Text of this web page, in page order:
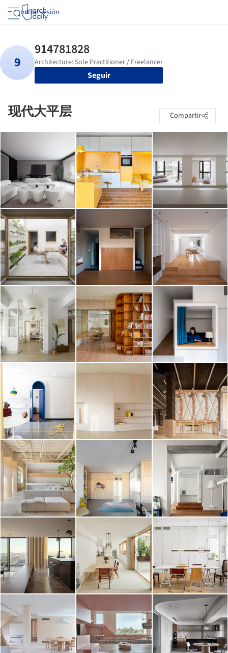
Iniciar sesión
Seguir
现代大平层 Compartir